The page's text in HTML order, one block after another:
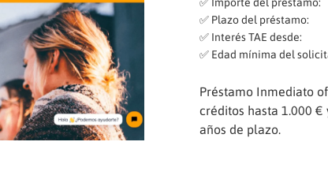
✅ Plazo del préstamo:
✅ Interés TAE desde:
✅ Edad mínima del
Préstamo Inmediato
créditos hasta 1.000 €
años de plazo.